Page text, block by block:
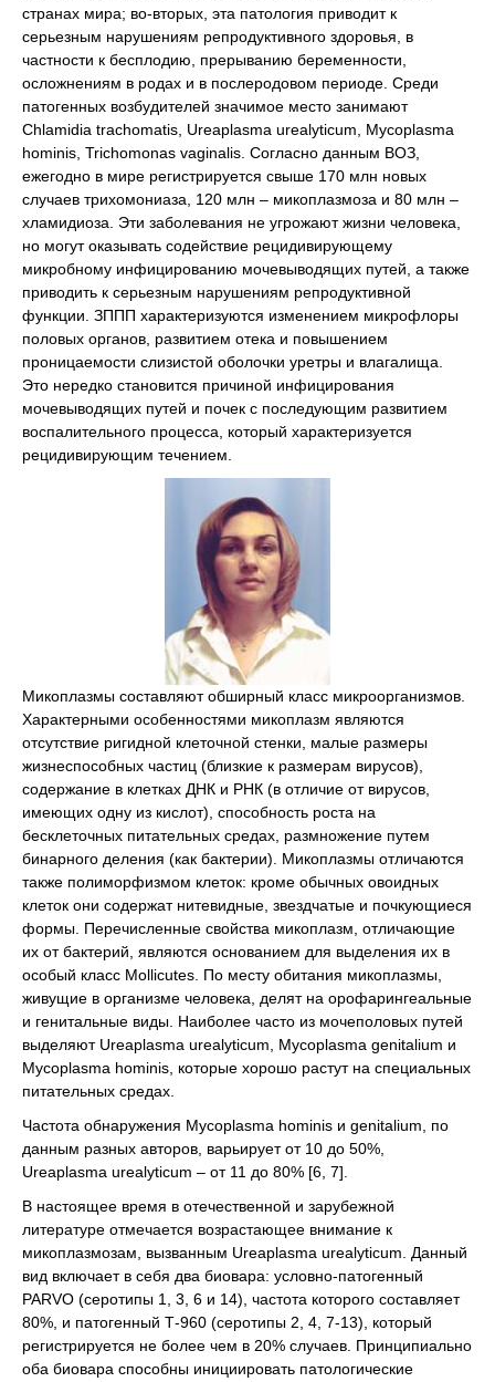
странах мира; во-вторых, эта патология приводит к
серьезным нарушениям репродуктивного здоровья, в
частности к бесплодию, прерыванию беременности,
осложнениям в родах и в послеродовом периоде. Среди
патогенных возбудителей значимое место занимают
Chlamidia trachomatis, Ureaplasma urealyticum, Mycoplasma
hominis, Trichomonas vaginalis. Согласно данным ВОЗ,
ежегодно в мире регистрируется свыше 170 млн новых
случаев трихомониаза, 120 млн – микоплазмоза и 80 млн –
хламидиоза. Эти заболевания не угрожают жизни человека,
но могут оказывать содействие рецидивирующему
микробному инфицированию мочевыводящих путей, а также
приводить к серьезным нарушениям репродуктивной
функции. ЗППП характеризуются изменением микрофлоры
половых органов, развитием отека и повышением
проницаемости слизистой оболочки уретры и влагалища.
Это нередко становится причиной инфицирования
мочевыводящих путей и почек с последующим развитием
воспалительного процесса, который характеризуется
рецидивирующим течением.
Микоплазмы составляют обширный класс микроорганизмов.
Характерными особенностями микоплазм являются
отсутствие ригидной клеточной стенки, малые размеры
жизнеспособных частиц (близкие к размерам вирусов),
содержание в клетках ДНК и РНК (в отличие от вирусов,
имеющих одну из кислот), способность роста на
бесклеточных питательных средах, размножение путем
бинарного деления (как бактерии). Микоплазмы отличаются
также полиморфизмом клеток: кроме обычных овоидных
клеток они содержат нитевидные, звездчатые и почкующиеся
формы. Перечисленные свойства микоплазм, отличающие
их от бактерий, являются основанием для выделения их в
особый класс Mollicutes. По месту обитания микоплазмы,
живущие в организме человека, делят на орофарингеальные
и генитальные виды. Наиболее часто из мочеполовых путей
выделяют Ureaplasma urealyticum, Mycoplasma genitalium и
Mycoplasma hominis, которые хорошо растут на специальных
питательных средах.
Частота обнаружения Mycoplasma hominis и genitalium, по
данным разных авторов, варьирует от 10 до 50%,
Ureaplasma urealyticum – от 11 до 80% [6, 7].
В настоящее время в отечественной и зарубежной
литературе отмечается возрастающее внимание к
микоплазмозам, вызванным Ureaplasma urealyticum. Данный
вид включает в себя два биовара: условно-патогенный
PARVO (серотипы 1, 3, 6 и 14), частота которого составляет
80%, и патогенный Т-960 (серотипы 2, 4, 7-13), который
регистрируется не более чем в 20% случаев. Принципиально
оба биовара способны инициировать патологические